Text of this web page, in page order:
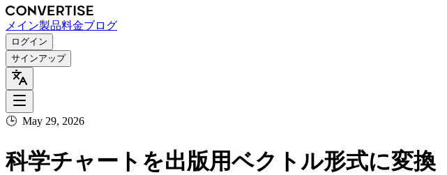
メイン製品料金ブログ
ログイン
サインアップ
🕒 May 29, 2026
科学チャートを出版用ベクトル形式に変換